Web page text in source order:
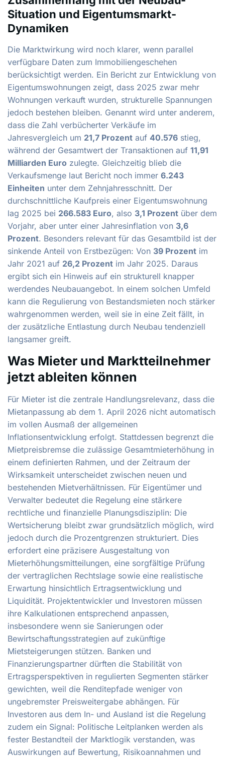
Situation und Eigentumsmarkt-
Dynamiken
Die Marktwirkung wird noch klarer, wenn parallel
verfügbare Daten zum Immobiliengeschehen
berücksichtigt werden. Ein Bericht zur Entwicklung von
Eigentumswohnungen zeigt, dass 2025 zwar mehr
Wohnungen verkauft wurden, strukturelle Spannungen
jedoch bestehen bleiben. Genannt wird unter anderem,
dass die Zahl verbücherter Verkäufe im
Jahresvergleich um 21,7 Prozent auf 40.576 stieg,
während der Gesamtwert der Transaktionen auf 11,91
Milliarden Euro zulegte. Gleichzeitig blieb die
Verkaufsmenge laut Bericht noch immer 6.243
Einheiten unter dem Zehnjahresschnitt. Der
durchschnittliche Kaufpreis einer Eigentumswohnung
lag 2025 bei 266.583 Euro, also 3,1 Prozent über dem
Vorjahr, aber unter einer Jahresinflation von 3,6
Prozent. Besonders relevant für das Gesamtbild ist der
sinkende Anteil von Erstbezügen: Von 39 Prozent im
Jahr 2021 auf 26,2 Prozent im Jahr 2025. Daraus
ergibt sich ein Hinweis auf ein strukturell knapper
werdendes Neubauangebot. In einem solchen Umfeld
kann die Regulierung von Bestandsmieten noch stärker
wahrgenommen werden, weil sie in eine Zeit fällt, in
der zusätzliche Entlastung durch Neubau tendenziell
langsamer greift.
Was Mieter und Marktteilnehmer
jetzt ableiten können
Für Mieter ist die zentrale Handlungsrelevanz, dass die
Mietanpassung ab dem 1. April 2026 nicht automatisch
im vollen Ausmaß der allgemeinen
Inflationsentwicklung erfolgt. Stattdessen begrenzt die
Mietpreisbremse die zulässige Gesamtmieterhöhung in
einem definierten Rahmen, und der Zeitraum der
Wirksamkeit unterscheidet zwischen neuen und
bestehenden Mietverhältnissen. Für Eigentümer und
Verwalter bedeutet die Regelung eine stärkere
rechtliche und finanzielle Planungsdisziplin: Die
Wertsicherung bleibt zwar grundsätzlich möglich, wird
jedoch durch die Prozentgrenzen strukturiert. Dies
erfordert eine präzisere Ausgestaltung von
Mieterhöhungsmitteilungen, eine sorgfältige Prüfung
der vertraglichen Rechtslage sowie eine realistische
Erwartung hinsichtlich Ertragsentwicklung und
Liquidität. Projektentwickler und Investoren müssen
ihre Kalkulationen entsprechend anpassen,
insbesondere wenn sie Sanierungen oder
Bewirtschaftungsstrategien auf zukünftige
Mietsteigerungen stützen. Banken und
Finanzierungspartner dürften die Stabilität von
Ertragsperspektiven in regulierten Segmenten stärker
gewichten, weil die Renditepfade weniger von
ungebremster Preisweitergabe abhängen. Für
Investoren aus dem In- und Ausland ist die Regelung
zudem ein Signal: Politische Leitplanken werden als
fester Bestandteil der Marktlogik verstanden, was
Auswirkungen auf Bewertung, Risikoannahmen und